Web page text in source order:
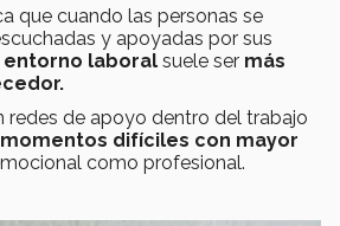
que cuando las personas se
y apoyadas por sus
entorno laboral suele ser más
redes de apoyo dentro del trabajo
difíciles con mayor
como profesional.